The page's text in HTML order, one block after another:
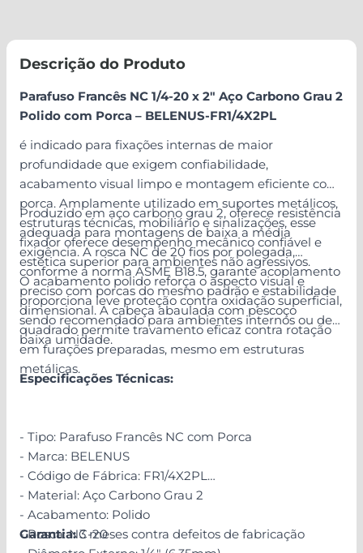
Descrição do Produto
Parafuso Francês NC 1/4-20 x 2" Aço Carbono Grau 2
Polido com Porca – BELENUS-FR1/4X2PL
é indicado para fixações internas de maior
profundidade que exigem confiabilidade,
acabamento visual limpo e montagem eficiente com
porca. Amplamente utilizado em suportes metálicos,
estruturas técnicas, mobiliário e sinalizações, esse
fixador oferece desempenho mecânico confiável e
estética superior para ambientes não agressivos.
Produzido em aço carbono grau 2, oferece resistência
adequada para montagens de baixa a média
exigência. A rosca NC de 20 fios por polegada,
conforme a norma ASME B18.5, garante acoplamento
preciso com porcas do mesmo padrão e estabilidade
dimensional. A cabeça abaulada com pescoço
quadrado permite travamento eficaz contra rotação
em furações preparadas, mesmo em estruturas
metálicas.
O acabamento polido reforça o aspecto visual e
proporciona leve proteção contra oxidação superficial,
sendo recomendado para ambientes internos ou de
baixa umidade.
Especificações Técnicas:
- Tipo: Parafuso Francês NC com Porca
- Marca: BELENUS
- Código de Fábrica: FR1/4X2PL
- Material: Aço Carbono Grau 2
- Acabamento: Polido
- Rosca: NC-20
Garantia:3 meses contra defeitos de fabricação